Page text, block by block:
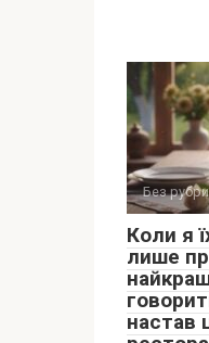
Без
Коли я
лише
настав